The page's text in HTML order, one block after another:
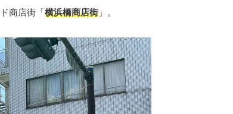
商店街「横浜橋商店街 」。